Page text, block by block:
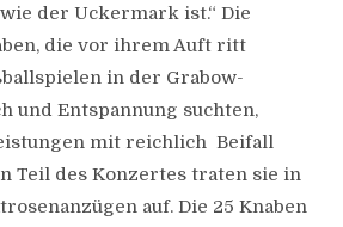
der Uckermark ist.“ Die
die vor ihrem Auft ritt
in der Grabow-
und Entspannung suchten,
mit reichlich Beifall
Teil des Konzertes traten sie in
auf. Die 25 Knaben